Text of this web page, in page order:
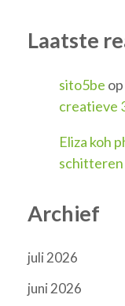
Laatste
sito5be op
creatieve
Eliza koh
Archief
juli 2026
juni 2026